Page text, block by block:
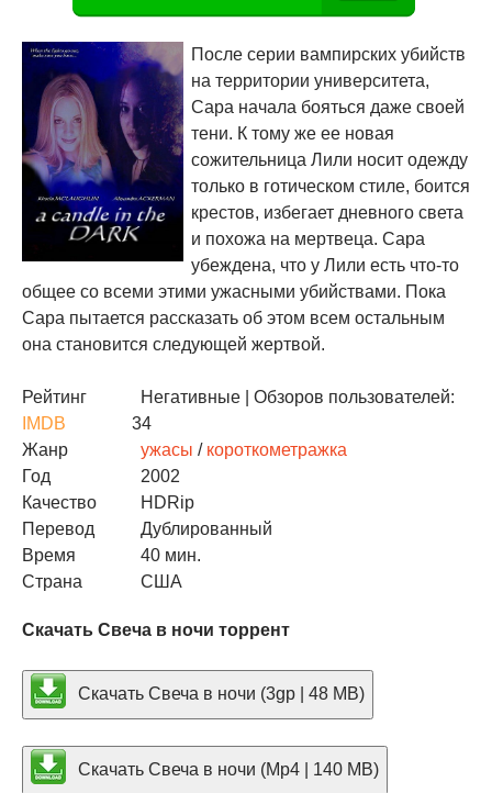
После серии вампирских убийств
на территории университета,
Сара начала бояться даже своей
тени. К тому же ее новая
сожительница Лили носит одежду
только в готическом стиле, боится
крестов, избегает дневного света
и похожа на мертвеца. Сара
убеждена, что у Лили есть что-то
общее со всеми этими ужасными убийствами. Пока
Сара пытается рассказать об этом всем остальным
она становится следующей жертвой.
Рейтинг
IMDB
Негативные | Обзоров пользователей:
34
Жанр
ужасы / короткометражка
Год
2002
Качество
HDRip
Перевод
Дублированный
Время
40 мин.
Страна
США
Скачать Свеча в ночи торрент
Скачать Свеча в ночи (3gp | 48 MB)
Скачать Свеча в ночи (Mp4 | 140 MB)